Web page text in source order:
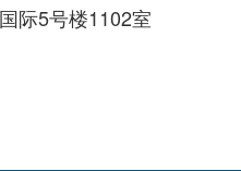
际5号楼1102室